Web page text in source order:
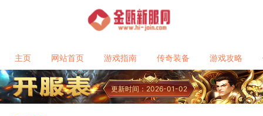
主页 网站首页 游戏指南 传奇装备 游戏攻略
更新时间：2026-01-02